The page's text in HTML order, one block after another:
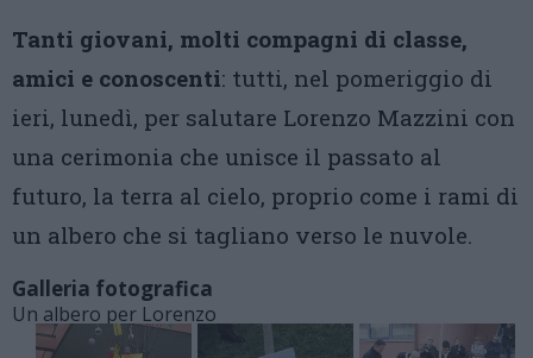
Tanti giovani, molti compagni di classe,
amici e conoscenti: tutti, nel pomeriggio di
ieri, lunedì, per salutare Lorenzo Mazzini con
una cerimonia che unisce il passato al
futuro, la terra al cielo, proprio come i rami di
un albero che si tagliano verso le nuvole.
Galleria fotografica
Un albero per Lorenzo